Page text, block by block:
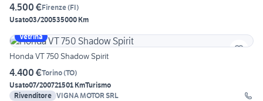
4.500 €Firenze(FI)
Usato03/200535000 Km
Vetrina
Honda VT 750 Shadow Spirit
4.400 €Torino(TO)
Usato07/200721501 KmTurismo
Rivenditore VIGNA MOTOR SRL